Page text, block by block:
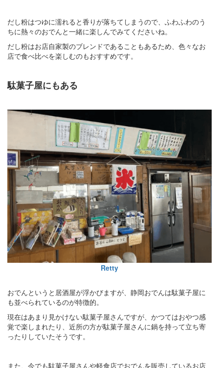
だし粉はつゆに濡れると香りが落ちてしまうので、ふわふわのう
ちに熱々のおでんと一緒に楽しんでみてくださいね。
だし粉はお店自家製のブレンドであることもあるため、色々なお
店で食べ比べを楽しむのもおすすめです。
駄菓子屋にもある
Retty
おでんというと居酒屋が浮かびますが、静岡おでんは駄菓子屋に
も並べられているのが特徴的。
現在はあまり見かけない駄菓子屋さんですが、かつてはおやつ感
覚で楽しまれたり、近所の方が駄菓子屋さんに鍋を持って立ち寄
ったりしていたそうです。
また、今でも駄菓子屋さんや軽食店でおでんを販売しているお店